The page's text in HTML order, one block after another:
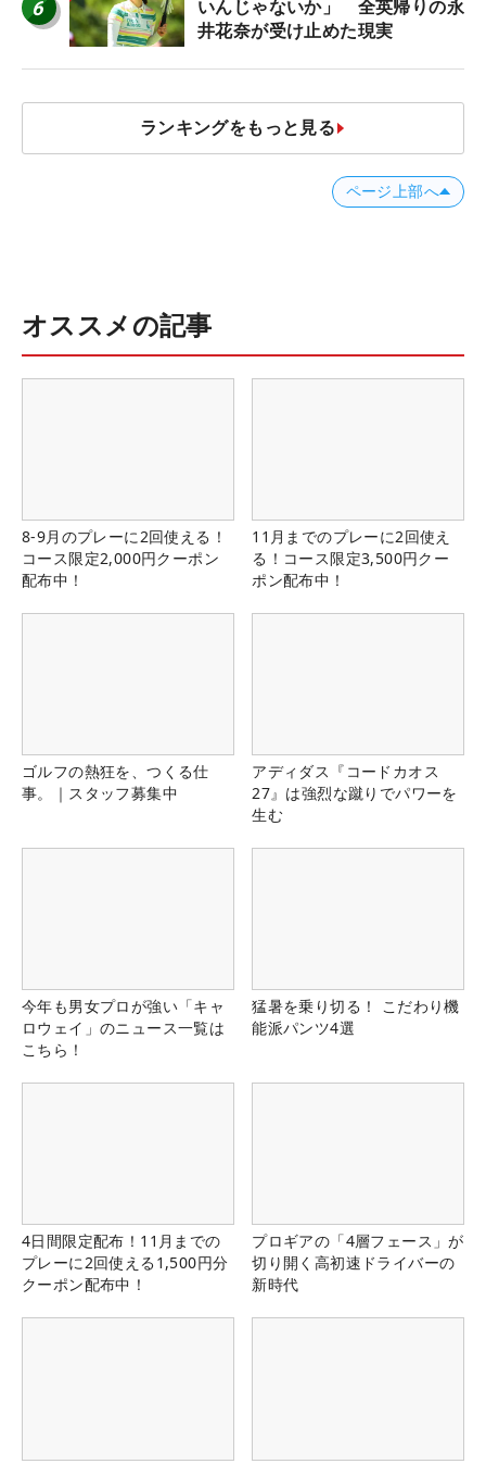
6
いんじゃないか」 全英帰りの永
井花奈が受け止めた現実
ランキングをもっと見る
ページ上部へ
オススメの記事
8-9月のプレーに2回使える！
コース限定2,000円クーポン
配布中！
11月までのプレーに2回使え
る！コース限定3,500円クー
ポン配布中！
ゴルフの熱狂を、つくる仕
事。｜スタッフ募集中
アディダス『コードカオス
27』は強烈な蹴りでパワーを
生む
今年も男女プロが強い「キャ
ロウェイ」のニュース一覧は
こちら！
猛暑を乗り切る！ こだわり機
能派パンツ4選
4日間限定配布！11月までの
プレーに2回使える1,500円分
クーポン配布中！
プロギアの「4層フェース」が
切り開く高初速ドライバーの
新時代